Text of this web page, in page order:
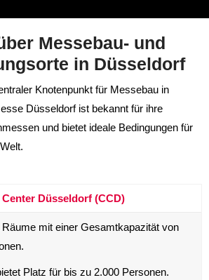
Messebau- und
in Düsseldorf
Knotenpunkt für Messebau in
Düsseldorf ist bekannt für ihre
und bietet ideale Bedingungen für
Düsseldorf (CCD)
mit einer Gesamtkapazität von
Platz für bis zu 2.000 Personen.